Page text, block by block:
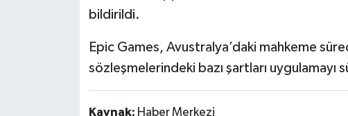
bildirildi.
Epic Games, Avustralya’daki mahkeme
sözleşmelerindeki bazı şartları uygulamayı
Kaynak: Haber Merkezi